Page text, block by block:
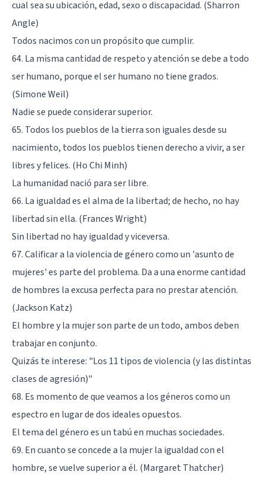
cual sea su ubicación, edad, sexo o discapacidad. (Sharron
Angle)
Todos nacimos con un propósito que cumplir.
64. La misma cantidad de respeto y atención se debe a todo
ser humano, porque el ser humano no tiene grados.
(Simone Weil)
Nadie se puede considerar superior.
65. Todos los pueblos de la tierra son iguales desde su
nacimiento, todos los pueblos tienen derecho a vivir, a ser
libres y felices. (Ho Chi Minh)
La humanidad nació para ser libre.
66. La igualdad es el alma de la libertad; de hecho, no hay
libertad sin ella. (Frances Wright)
Sin libertad no hay igualdad y viceversa.
67. Calificar a la violencia de género como un 'asunto de
mujeres' es parte del problema. Da a una enorme cantidad
de hombres la excusa perfecta para no prestar atención.
(Jackson Katz)
El hombre y la mujer son parte de un todo, ambos deben
trabajar en conjunto.
Quizás te interese: "Los 11 tipos de violencia (y las distintas
clases de agresión)"
68. Es momento de que veamos a los géneros como un
espectro en lugar de dos ideales opuestos.
El tema del género es un tabú en muchas sociedades.
69. En cuanto se concede a la mujer la igualdad con el
hombre, se vuelve superior a él. (Margaret Thatcher)